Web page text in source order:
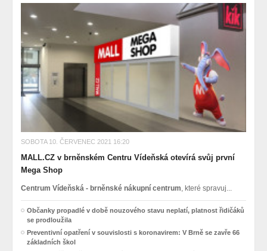
SOBOTA 10. ČERVENEC 2021 16:20
MALL.CZ v brněnském Centru Vídeňská otevírá svůj první
Mega Shop
Centrum Vídeňská - brněnské nákupní centrum, které spravuj...
Občanky propadlé v době nouzového stavu neplatí, platnost řidičáků
se prodloužila
Preventivní opatření v souvislosti s koronavirem: V Brně se zavře 66
základních škol